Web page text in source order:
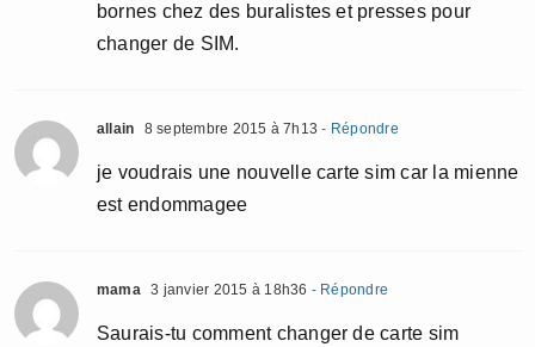
bornes chez des buralistes et presses pour
changer de SIM.
allain 8 septembre 2015 à 7h13 - Répondre
je voudrais une nouvelle carte sim car la mienne
est endommagee
mama 3 janvier 2015 à 18h36 - Répondre
Saurais-tu comment changer de carte sim